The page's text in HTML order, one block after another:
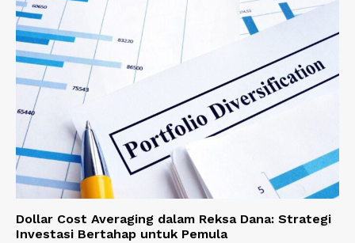
Dollar Cost Averaging dalam Reksa Dana: Strategi
Investasi Bertahap untuk Pemula